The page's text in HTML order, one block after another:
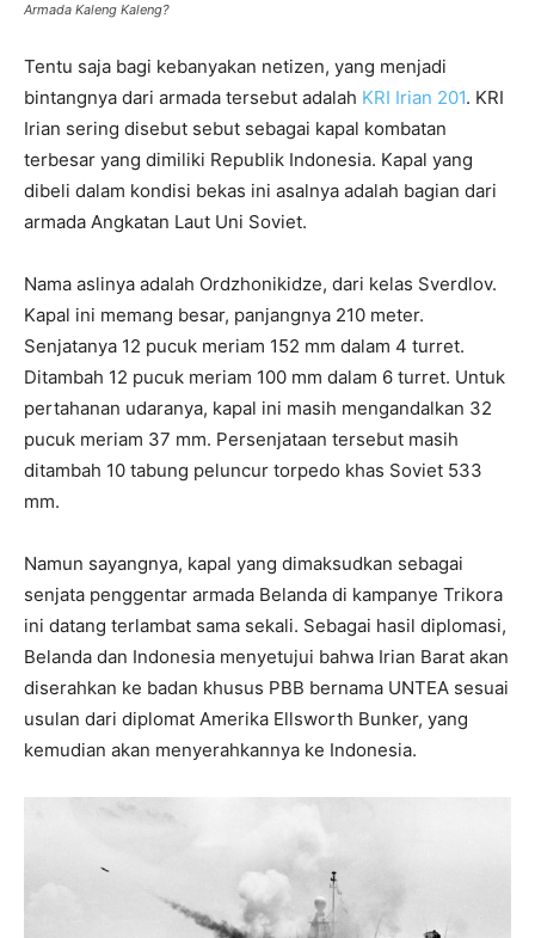
Armada Kaleng Kaleng?
Tentu saja bagi kebanyakan netizen, yang menjadi
bintangnya dari armada tersebut adalah KRI Irian 201. KRI
Irian sering disebut sebut sebagai kapal kombatan
terbesar yang dimiliki Republik Indonesia. Kapal yang
dibeli dalam kondisi bekas ini asalnya adalah bagian dari
armada Angkatan Laut Uni Soviet.
Nama aslinya adalah Ordzhonikidze, dari kelas Sverdlov.
Kapal ini memang besar, panjangnya 210 meter.
Senjatanya 12 pucuk meriam 152 mm dalam 4 turret.
Ditambah 12 pucuk meriam 100 mm dalam 6 turret. Untuk
pertahanan udaranya, kapal ini masih mengandalkan 32
pucuk meriam 37 mm. Persenjataan tersebut masih
ditambah 10 tabung peluncur torpedo khas Soviet 533
mm.
Namun sayangnya, kapal yang dimaksudkan sebagai
senjata penggentar armada Belanda di kampanye Trikora
ini datang terlambat sama sekali. Sebagai hasil diplomasi,
Belanda dan Indonesia menyetujui bahwa Irian Barat akan
diserahkan ke badan khusus PBB bernama UNTEA sesuai
usulan dari diplomat Amerika Ellsworth Bunker, yang
kemudian akan menyerahkannya ke Indonesia.